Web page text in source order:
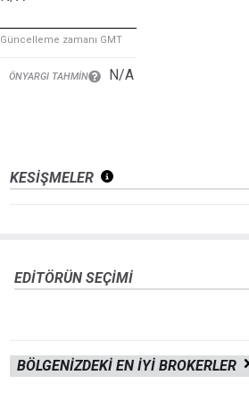
Güncelleme zamanı GMT
ÖNYARGI TAHMIN N/A
KESIŞMELER
EDITÖRÜN SEÇIMI
BÖLGENIZDEKI EN IYI BROKERLER